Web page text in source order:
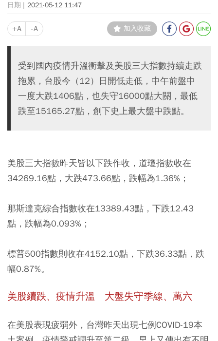
2021-05-12 11:47
+A -A 加入收藏
受到國內疫情升溫衝擊及美股三大指數持續走跌
拖累，台股今（12）日開低走低，中午前盤中
一度大跌1406點，也失守16000點大關，最低
跌至15165.27點，創下史上最大盤中跌點。
美股三大指數昨天皆以下跌作收，道瓊指數收在
34269.16點，大跌473.66點，跌幅為1.36%；
那斯達克綜合指數收在13389.43點，下跌12.43
點，跌幅為0.093%；
標普500指數則收在4152.10點，下跌36.33點，跌
幅0.87%。
美股續跌、疫情升溫 大盤失守季線、萬六
在美股表現疲弱外，台灣昨天出現七例COVID-19本